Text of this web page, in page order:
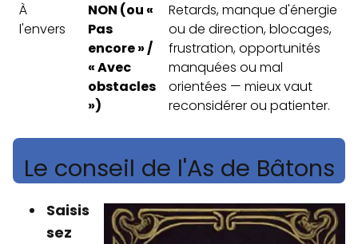
À
l'envers
NON (ou «
Pas
encore » /
« Avec
obstacles
»)
Retards, manque d'énergie
ou de direction, blocages,
frustration, opportunités
manquées ou mal
orientées — mieux vaut
reconsidérer ou patienter.
Le conseil de l'As de Bâtons
Saisis
sez